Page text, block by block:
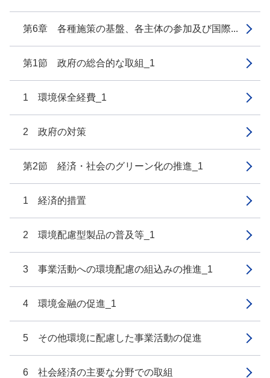
第6章 各種施策の基盤、各主体の参加及び国際...
第1節 政府の総合的な取組_1
1 環境保全経費_1
2 政府の対策
第2節 経済・社会のグリーン化の推進_1
1 経済的措置
2 環境配慮型製品の普及等_1
3 事業活動への環境配慮の組込みの推進_1
4 環境金融の促進_1
5 その他環境に配慮した事業活動の促進
6 社会経済の主要な分野での取組